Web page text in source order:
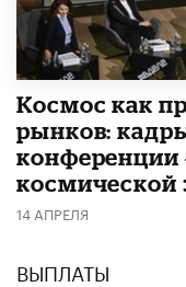
Космос как
рынков:
конференции
космической
14 АПРЕЛЯ
ВЫПЛАТЫ